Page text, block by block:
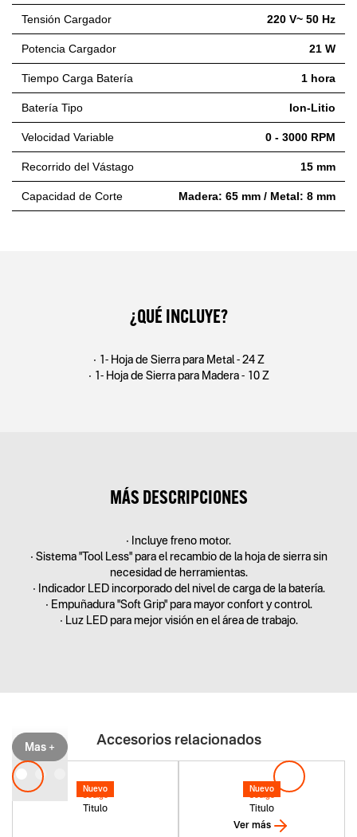
Tensión Cargador 220 V~ 50 Hz
Potencia Cargador 21 W
Tiempo Carga Batería 1 hora
Batería Tipo Ion-Litio
Velocidad Variable 0 - 3000 RPM
Recorrido del Vástago 15 mm
Capacidad de Corte Madera: 65 mm / Metal: 8 mm
¿QUÉ INCLUYE?
• 1- Hoja de Sierra para Metal - 24 Z
• 1- Hoja de Sierra para Madera - 10 Z
MÁS DESCRIPCIONES
• Incluye freno motor.
• Sistema "Tool Less" para el recambio de la hoja de sierra sin
necesidad de herramientas.
• Indicador LED incorporado del nivel de carga de la batería.
• Empuñadura "Soft Grip" para mayor confort y control.
• Luz LED para mejor visión en el área de trabajo.
Mas + Accesorios relacionados
Nuevo
Titulo
Codigo
Nuevo
Titulo
Codigo
Ver más